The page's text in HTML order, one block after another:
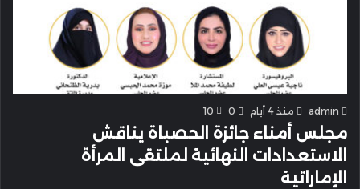
admin منذ 4 أيام 0
10
مجلس أمناء جائزة الحصباة يناقش
الاستعدادات النهائية لملتقى المرأة
الإماراتية